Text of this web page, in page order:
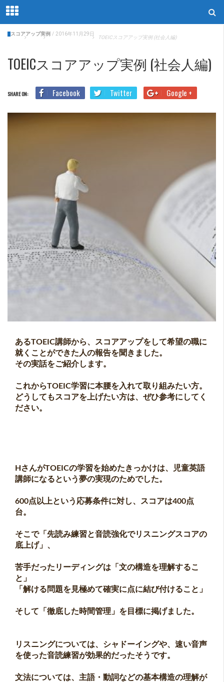
Home Blog スコアアップ実例 TOEICスコアアップ実例 (社会人編)
スコアアップ実例 / 2016年11月29日
TOEICスコアアップ実例 (社会人編)
SHARE ON: Facebook Twitter Google +
あるTOEIC講師から、スコアアップをして希望の職に
就くことができた人の報告を聞きました。
その実話をご紹介します。
これからTOEIC学習に本腰を入れて取り組みたい方。
どうしてもスコアを上げたい方は、ぜひ参考にしてく
ださい。
HさんがTOEICの学習を始めたきっかけは、児童英語
講師になるという夢の実現のためでした。
600点以上という応募条件に対し、スコアは400点
台。
そこで「先読み練習と音読強化でリスニングスコアの
底上げ」、
苦手だったリーディングは「文の構造を理解するこ
と」
「解ける問題を見極めて確実に点に結び付けること」
そして「徹底した時間管理」を目標に掲げました。
リスニングについては、シャドーイングや、速い音声
を使った音読練習が効果的だったそうです。
文法については、主語・動詞などの基本構造の理解が